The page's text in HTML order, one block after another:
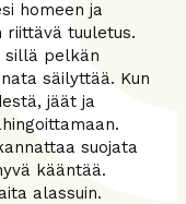
homeen ja
riittävä tuuletus.
sillä pelkän
säilyttää. Kun
jäät ja
suojata
kääntää.
alassuin.